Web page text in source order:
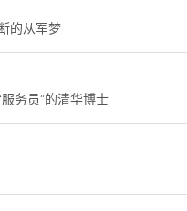
的从军梦
务员”的清华博士